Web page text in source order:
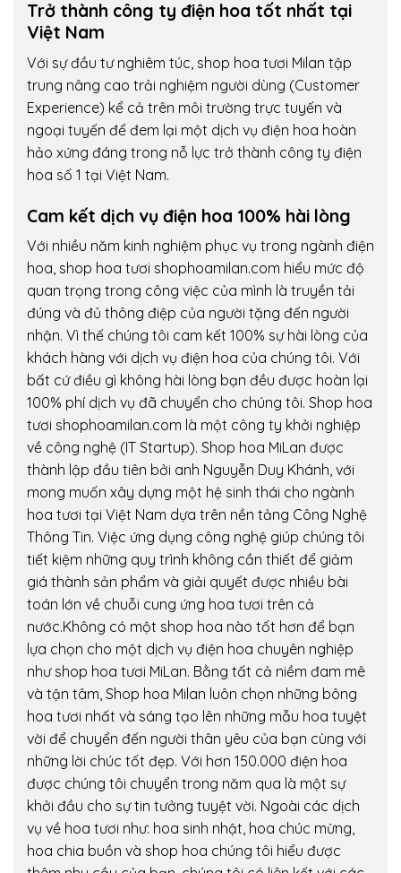
Trở thành công ty điện hoa tốt nhất tại
Việt Nam
Với sự đầu tư nghiêm túc, shop hoa tươi Milan tập
trung nâng cao trải nghiệm người dùng (Customer
Experience) kể cả trên môi trường trực tuyến và
ngoại tuyến để đem lại một dịch vụ điện hoa hoàn
hảo xứng đáng trong nỗ lực trở thành công ty điện
hoa số 1 tại Việt Nam.
Cam kết dịch vụ điện hoa 100% hài lòng
Với nhiều năm kinh nghiệm phục vụ trong ngành điện
hoa, shop hoa tươi shophoamilan.com hiểu mức độ
quan trọng trong công việc của mình là truyền tải
đúng và đủ thông điệp của người tặng đến người
nhận. Vì thế chúng tôi cam kết 100% sự hài lòng của
khách hàng với dịch vụ điện hoa của chúng tôi. Với
bất cứ điều gì không hài lòng bạn đều được hoàn lại
100% phí dịch vụ đã chuyển cho chúng tôi. Shop hoa
tươi shophoamilan.com là một công ty khởi nghiệp
về công nghệ (IT Startup). Shop hoa MiLan được
thành lập đầu tiên bởi anh Nguyễn Duy Khánh, với
mong muốn xây dựng một hệ sinh thái cho ngành
hoa tươi tại Việt Nam dựa trên nền tảng Công Nghệ
Thông Tin. Việc ứng dụng công nghệ giúp chúng tôi
tiết kiệm những quy trình không cần thiết để giảm
giá thành sản phẩm và giải quyết được nhiều bài
toán lớn về chuỗi cung ứng hoa tươi trên cả
nước.Không có một shop hoa nào tốt hơn để bạn
lựa chọn cho một dịch vụ điện hoa chuyên nghiệp
như shop hoa tươi MiLan. Bằng tất cả niềm đam mê
và tận tâm, Shop hoa Milan luôn chọn những bông
hoa tươi nhất và sáng tạo lên những mẫu hoa tuyệt
vời để chuyển đến người thân yêu của bạn cùng với
những lời chúc tốt đẹp. Với hơn 150.000 điện hoa
được chúng tôi chuyển trong năm qua là một sự
khởi đầu cho sự tin tưởng tuyệt vời. Ngoài các dịch
vụ về hoa tươi như: hoa sinh nhật, hoa chúc mừng,
hoa chia buồn và shop hoa chúng tôi hiểu được